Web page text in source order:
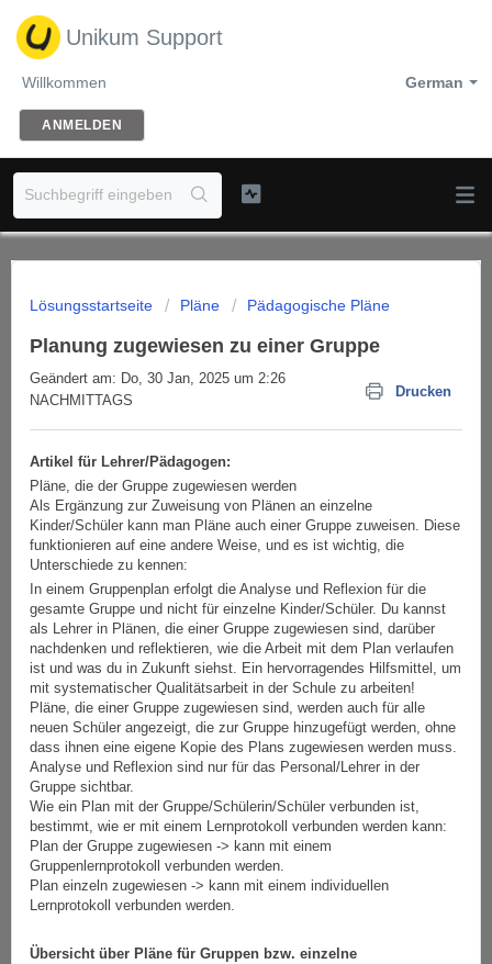
Unikum Support
German
Willkommen
ANMELDEN
Lösungsstartseite Pläne Pädagogische Pläne
Planung zugewiesen zu einer Gruppe
Drucken
Geändert am: Do, 30 Jan, 2025 um 2:26
NACHMITTAGS
Artikel für Lehrer/Pädagogen:
Pläne, die der Gruppe zugewiesen werden
Als Ergänzung zur Zuweisung von Plänen an einzelne
Kinder/Schüler kann man Pläne auch einer Gruppe zuweisen. Diese
funktionieren auf eine andere Weise, und es ist wichtig, die
Unterschiede zu kennen:
In einem Gruppenplan erfolgt die Analyse und Reflexion für die
gesamte Gruppe und nicht für einzelne Kinder/Schüler. Du kannst
als Lehrer in Plänen, die einer Gruppe zugewiesen sind, darüber
nachdenken und reflektieren, wie die Arbeit mit dem Plan verlaufen
ist und was du in Zukunft siehst. Ein hervorragendes Hilfsmittel, um
mit systematischer Qualitätsarbeit in der Schule zu arbeiten!
Pläne, die einer Gruppe zugewiesen sind, werden auch für alle
neuen Schüler angezeigt, die zur Gruppe hinzugefügt werden, ohne
dass ihnen eine eigene Kopie des Plans zugewiesen werden muss.
Analyse und Reflexion sind nur für das Personal/Lehrer in der
Gruppe sichtbar.
Wie ein Plan mit der Gruppe/Schülerin/Schüler verbunden ist,
bestimmt, wie er mit einem Lernprotokoll verbunden werden kann:
Plan der Gruppe zugewiesen -> kann mit einem
Gruppenlernprotokoll verbunden werden.
Plan einzeln zugewiesen -> kann mit einem individuellen
Lernprotokoll verbunden werden.
Übersicht über Pläne für Gruppen bzw. einzelne